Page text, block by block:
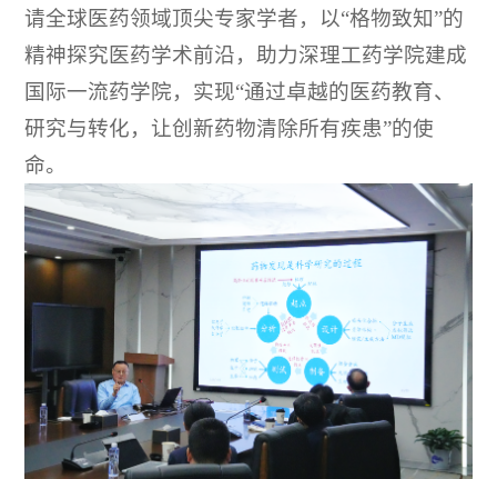
请全球医药领域顶尖专家学者，以“格物致知”的
精神探究医药学术前沿，助力深理工药学院建成
国际一流药学院，实现“通过卓越的医药教育、
研究与转化，让创新药物清除所有疾患”的使
命。